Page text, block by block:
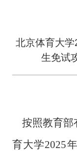
北京体育大
生免试
按照教育部
育大学2025